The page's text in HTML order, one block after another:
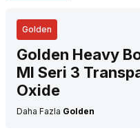
Golden
Golden Heavy
Ml Seri 3
Oxide
Daha Fazla Golden